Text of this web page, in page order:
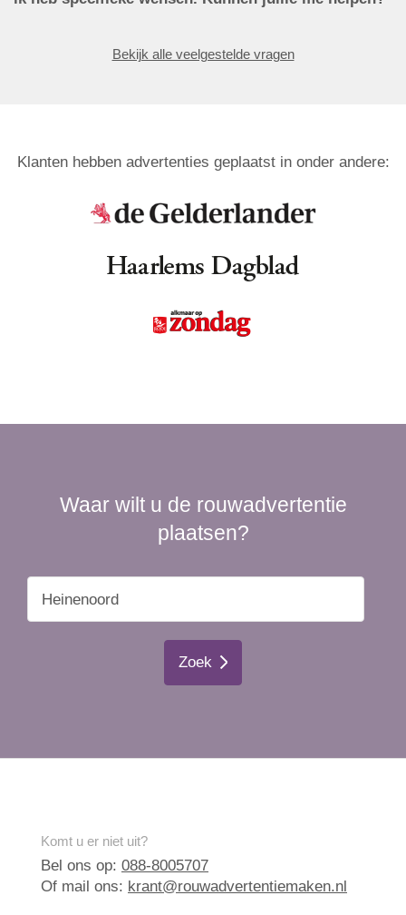
Bekijk alle veelgestelde vragen
Klanten hebben advertenties geplaatst in onder andere:
Waar wilt u de rouwadvertentie
plaatsen?
Zoek
Komt u er niet uit?
Bel ons op: 088-8005707
Of mail ons: krant@rouwadvertentiemaken.nl